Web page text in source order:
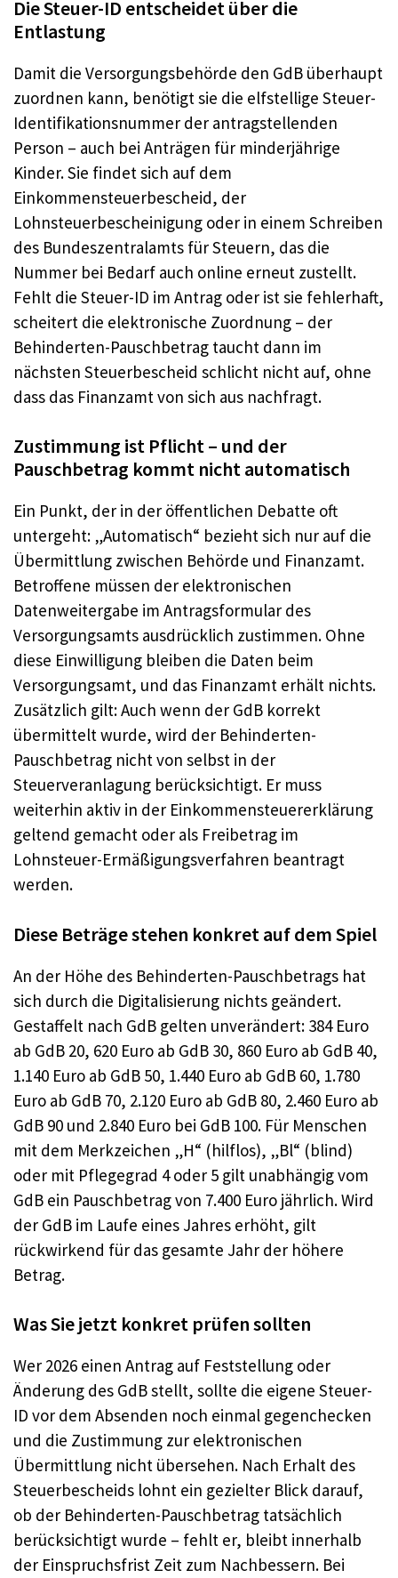
Die Steuer-ID entscheidet über die
Entlastung
Damit die Versorgungsbehörde den GdB überhaupt
zuordnen kann, benötigt sie die elfstellige Steuer-
Identifikationsnummer der antragstellenden
Person – auch bei Anträgen für minderjährige
Kinder. Sie findet sich auf dem
Einkommensteuerbescheid, der
Lohnsteuerbescheinigung oder in einem Schreiben
des Bundeszentralamts für Steuern, das die
Nummer bei Bedarf auch online erneut zustellt.
Fehlt die Steuer-ID im Antrag oder ist sie fehlerhaft,
scheitert die elektronische Zuordnung – der
Behinderten-Pauschbetrag taucht dann im
nächsten Steuerbescheid schlicht nicht auf, ohne
dass das Finanzamt von sich aus nachfragt.
Zustimmung ist Pflicht – und der
Pauschbetrag kommt nicht automatisch
Ein Punkt, der in der öffentlichen Debatte oft
untergeht: „Automatisch“ bezieht sich nur auf die
Übermittlung zwischen Behörde und Finanzamt.
Betroffene müssen der elektronischen
Datenweitergabe im Antragsformular des
Versorgungsamts ausdrücklich zustimmen. Ohne
diese Einwilligung bleiben die Daten beim
Versorgungsamt, und das Finanzamt erhält nichts.
Zusätzlich gilt: Auch wenn der GdB korrekt
übermittelt wurde, wird der Behinderten-
Pauschbetrag nicht von selbst in der
Steuerveranlagung berücksichtigt. Er muss
weiterhin aktiv in der Einkommensteuererklärung
geltend gemacht oder als Freibetrag im
Lohnsteuer-Ermäßigungsverfahren beantragt
werden.
Diese Beträge stehen konkret auf dem Spiel
An der Höhe des Behinderten-Pauschbetrags hat
sich durch die Digitalisierung nichts geändert.
Gestaffelt nach GdB gelten unverändert: 384 Euro
ab GdB 20, 620 Euro ab GdB 30, 860 Euro ab GdB 40,
1.140 Euro ab GdB 50, 1.440 Euro ab GdB 60, 1.780
Euro ab GdB 70, 2.120 Euro ab GdB 80, 2.460 Euro ab
GdB 90 und 2.840 Euro bei GdB 100. Für Menschen
mit dem Merkzeichen „H“ (hilflos), „Bl“ (blind)
oder mit Pflegegrad 4 oder 5 gilt unabhängig vom
GdB ein Pauschbetrag von 7.400 Euro jährlich. Wird
der GdB im Laufe eines Jahres erhöht, gilt
rückwirkend für das gesamte Jahr der höhere
Betrag.
Was Sie jetzt konkret prüfen sollten
Wer 2026 einen Antrag auf Feststellung oder
Änderung des GdB stellt, sollte die eigene Steuer-
ID vor dem Absenden noch einmal gegenchecken
und die Zustimmung zur elektronischen
Übermittlung nicht übersehen. Nach Erhalt des
Steuerbescheids lohnt ein gezielter Blick darauf,
ob der Behinderten-Pauschbetrag tatsächlich
berücksichtigt wurde – fehlt er, bleibt innerhalb
der Einspruchsfrist Zeit zum Nachbessern. Bei